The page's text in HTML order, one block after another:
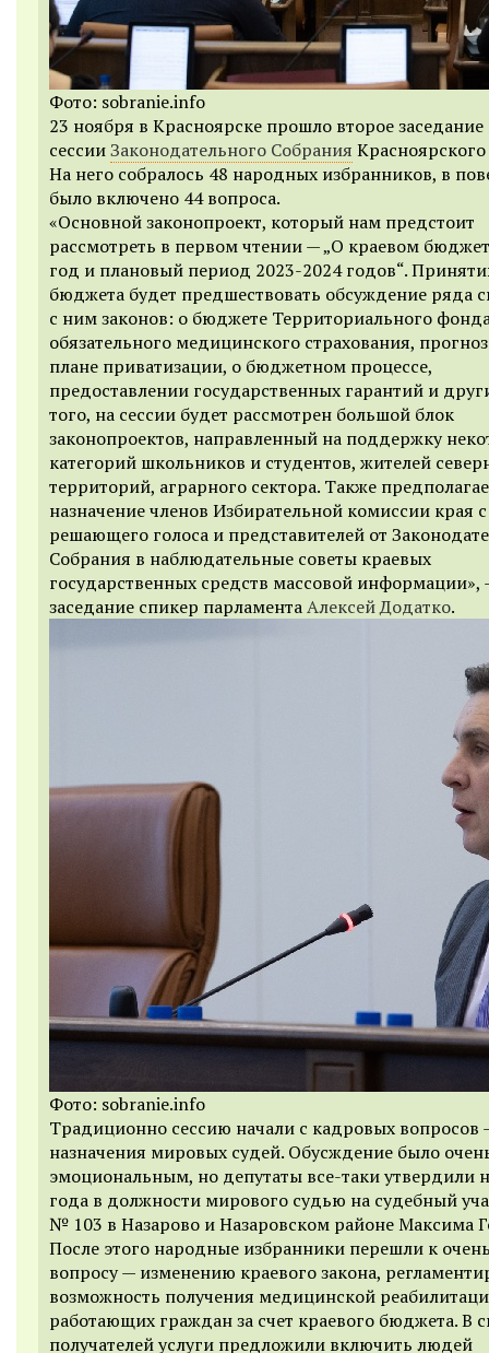
Фото: sobranie.info
23 ноября в Красноярске прошло второе
сессииЗаконодательного Собрания Красноярского
На него собралось 48 народных избранников, в
было включено 44 вопроса.
«Основной законопроект, который нам предстоит
рассмотреть в первом чтении — „О краевом
год и плановый период 2023-2024 годов“.
бюджета будет предшествовать обсуждение ряда
с ним законов: о бюджете Территориального
обязательного медицинского страхования,
плане приватизации, о бюджетном процессе,
предоставлении государственных гарантий и
того, на сессии будет рассмотрен большой блок
законопроектов, направленный на поддержку
категорий школьников и студентов, жителей
территорий, аграрного сектора. Также
назначение членов Избирательной комиссии края
решающего голоса и представителей от
Собрания в наблюдательные советы краевых
государственных средств массовой информации»,
заседание спикер парламентаАлексей Додатко.
Фото: sobranie.info
Традиционно сессию начали с кадровых вопросов
назначения мировых судей. Обусждение было
эмоциональным, но депутаты все-таки утвердили
года в должности мирового судью на судебный
№ 103 в Назарово и Назаровском районе Максима
После этого народные избранники перешли к
вопросу — изменению краевого закона,
возможность получения медицинской
работающих граждан за счет краевого бюджета. В
получателей услуги предложили включить людей